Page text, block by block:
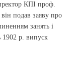
КПІ проф.
подав заяву про
занять і
1902 р. випуск